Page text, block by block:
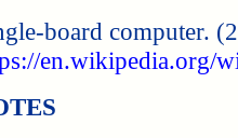
board computer.
en.wikipedia.org/